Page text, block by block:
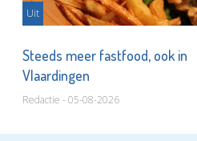
Uit
Steeds meer fastfood, ook in
Vlaardingen
Redactie - 05-08-2026